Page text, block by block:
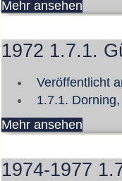
Mehr ansehen
1972 1.7.1.
Veröffentlicht
1.7.1. Dorning,
Mehr ansehen
1974-1977